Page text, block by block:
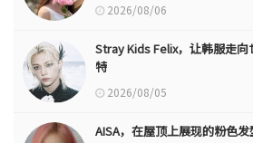
2026/08/06
Stray Kids Felix，让韩服
特
2026/08/05
AISA，在屋顶上展现的粉色